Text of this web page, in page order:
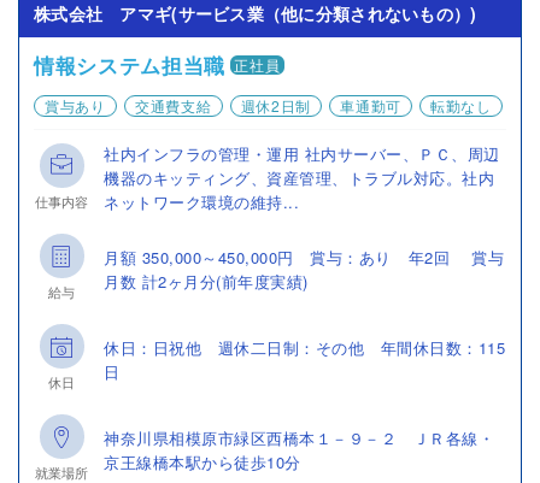
株式会社 アマギ(サービス業（他に分類されないもの）)
情報システム担当職 正社員
賞与あり
交通費支給 週休2日制 車通勤可 転勤なし
仕事内容
社内インフラの管理・運用 社内サーバー、ＰＣ、周辺
機器のキッティング、資産管理、トラブル対応。社内
ネットワーク環境の維持...
給与
月額 350,000～450,000円 賞与：あり 年2回 賞与
月数 計2ヶ月分(前年度実績)
休日
休日：日祝他 週休二日制：その他 年間休日数：115
日
就業場所
神奈川県相模原市緑区西橋本１－９－２ ＪＲ各線・
京王線橋本駅から徒歩10分